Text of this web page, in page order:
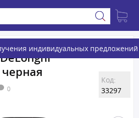
индивидуальных предложений
черная
0
Код:
33297